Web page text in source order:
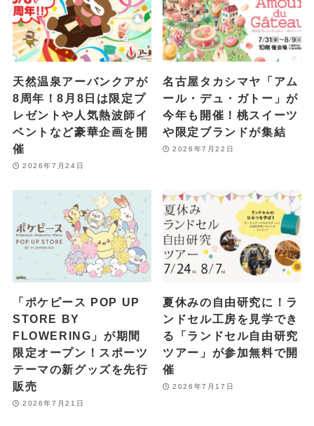
天然温泉アーバンクアが
8周年！8月8日は限定プ
レゼントや人気熱波師イ
ベントなど豪華企画を開
催
2026年7月24日
名古屋タカシマヤ「アム
ール・デュ・ガトー」が
今年も開催！桃スイーツ
や限定ブランドが集結
2026年7月22日
「ポケピース POP UP
STORE BY
FLOWERING」が期間
限定オープン！スポーツ
テーマの新グッズを先行
販売
2026年7月21日
夏休みの自由研究に！ラ
ンドセル工房を見学でき
る「ランドセル自由研究
ツアー」が参加無料で開
催
2026年7月17日